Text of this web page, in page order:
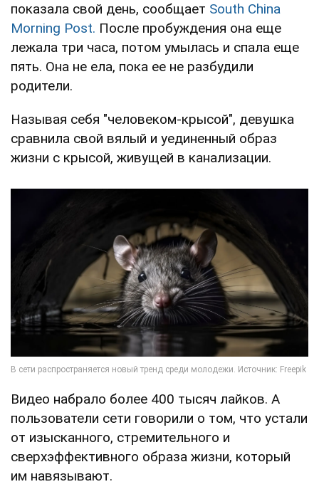
показала свой день, сообщает South China
Morning Post. После пробуждения она еще
лежала три часа, потом умылась и спала еще
пять. Она не ела, пока ее не разбудили
родители.
Называя себя "человеком-крысой", девушка
сравнила свой вялый и уединенный образ
жизни с крысой, живущей в канализации.
Видео набрало более 400 тысяч лайков. А
пользователи сети говорили о том, что устали
от изысканного, стремительного и
сверхэффективного образа жизни, который
им навязывают.